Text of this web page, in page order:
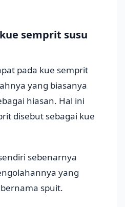
semprit susu
pada kue semprit
yang biasanya
hiasan. Hal ini
disebut sebagai kue
sebenarnya
yang
spuit.